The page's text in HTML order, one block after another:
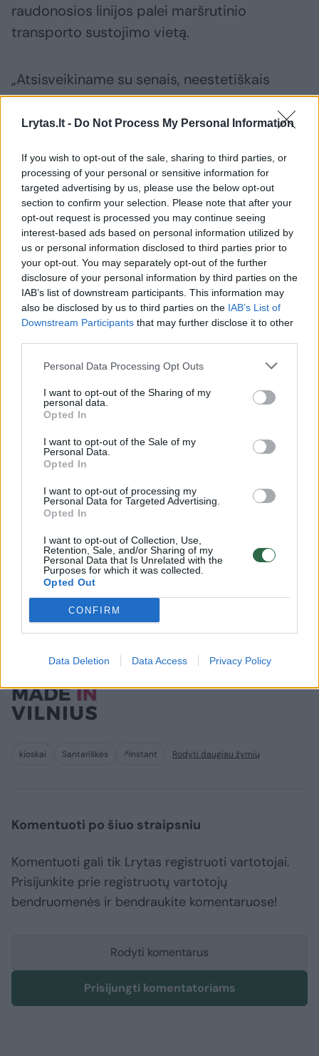
Lrytas.lt - Do Not Process My Personal Information
If you wish to opt-out of the sale, sharing to third parties, or
processing of your personal or sensitive information for
targeted advertising by us, please use the below opt-out
section to confirm your selection. Please note that after your
opt-out request is processed you may continue seeing
interest-based ads based on personal information utilized by
us or personal information disclosed to third parties prior to
your opt-out. You may separately opt-out of the further
disclosure of your personal information by third parties on the
IAB’s list of downstream participants. This information may
also be disclosed by us to third parties on the IAB’s List of
Downstream Participants that may further disclose it to other
Personal Data Processing Opt Outs
I want to opt-out of the Sharing of my
personal data.
Opted In
I want to opt-out of the Sale of my
Personal Data.
Opted In
I want to opt-out of processing my
Personal Data for Targeted Advertising.
Opted In
I want to opt-out of Collection, Use,
Retention, Sale, and/or Sharing of my
Personal Data that Is Unrelated with the
Purposes for which it was collected.
Opted Out
CONFIRM
Data Deletion Data Access Privacy Policy
raudonosios linijos palei maršrutinio
transporto sustojimo vietą.
„Atsisveikiname su senais, neestetiškais
metaliniais kioskais, o prekeiviai
persikraustys į naujus bei modernius
tiek pirkėjams, tiek pardavėjams“, – rašoma
Verkių seniūnijos pranešime.
Susiję straipsniai
Vilniuje vėl tampa statybų
aikštele
nuosavą
Šiuo metu naujoje prekybinių paviljonų
vietoje prasidėjo dangų įrengimo darbai.
Paviljonų atnaujinimo darbus planuojama
užbaigti iki 2021 m. pavasario.
kioskai Santariškės ^Instant Rodyti daugiau žymių
Komentuoti po šiuo straipsniu
Komentuoti gali tik Lrytas registruoti vartotojai.
Prisijunkite prie registruotų vartotojų
bendruomenės ir bendraukite komentaruose!
Rodyti komentarus
Prisijungti komentatoriams